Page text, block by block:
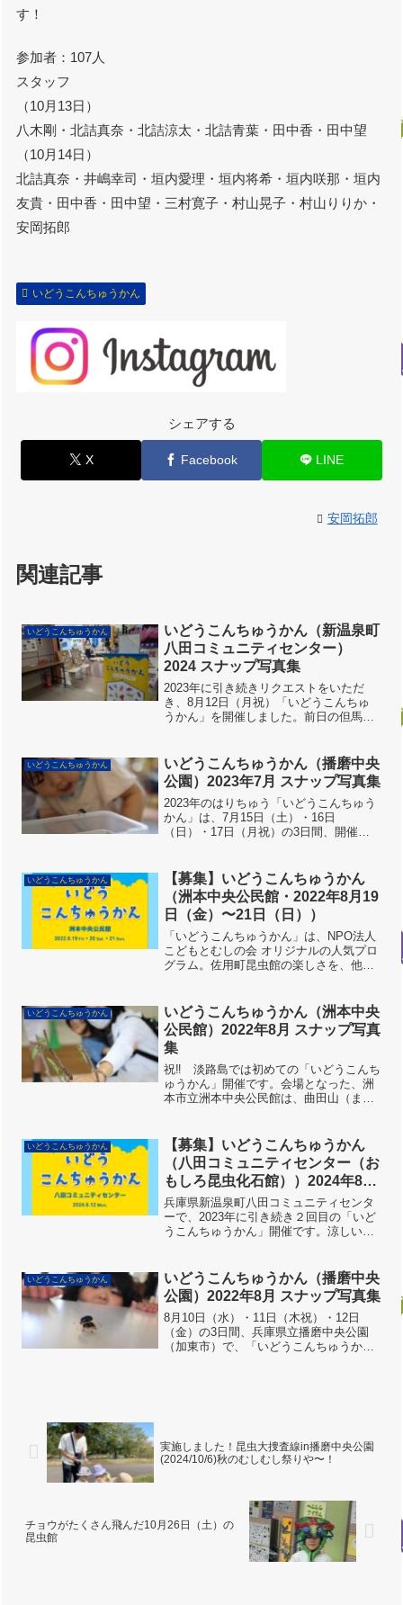
す！
参加者：107人
スタッフ
（10月13日）
八木剛・北詰真奈・北詰涼太・北詰青葉・田中香・田中望
（10月14日）
北詰真奈・井嶋幸司・垣内愛理・垣内将希・垣内咲那・垣内
友貴・田中香・田中望・三村寛子・村山晃子・村山りりか・
安岡拓郎
いどうこんちゅうかん
シェアする
X Facebook LINE
安岡拓郎
関連記事
いどうこんちゅうかん
いどうこんちゅうかん（新温泉町
八田コミュニティセンター）
2024 スナップ写真集
2023年に引き続きリクエストをいただ
き、8月12日（月祝）「いどうこんちゅ
うかん」を開催しました。前日の但馬牧
地元の子どもたちや里帰りのご家族がた
くさんきてくれました...
いどうこんちゅうかん
いどうこんちゅうかん（播磨中央
公園）2023年7月 スナップ写真集
2023年のはりちゅう「いどうこんちゅう
かん」は、7月15日（土）・16日
（日）・17日（月祝）の3日間、開催し
15日と17日の来場者のみなさまは、会場
内も暑かったです...
いどうこんちゅうかん
【募集】いどうこんちゅうかん
（洲本中央公民館・2022年8月19
日（金）〜21日（日））
「いどうこんちゅうかん」は、NPO法人
こどもとむしの会 オリジナルの人気プロ
グラム。佐用町昆虫館の楽しさを、他の
小さな子どもたちに、特にオススメ。
暑〜いときは、涼しいお...
いどうこんちゅうかん
いどうこんちゅうかん（洲本中央
公民館）2022年8月 スナップ写真
集
祝‼️ 淡路島では初めての「いどうこんち
ゅうかん」開催です。会場となった、洲
本市立洲本中央公民館は、曲田山（まが
会場は、入口正面の集会室です。いつも
とちがった空間です。...
いどうこんちゅうかん
【募集】いどうこんちゅうかん
（八田コミュニティセンター（お
もしろ昆虫化石館））2024年8月
12日（月祝）開催
兵庫県新温泉町八田コミュニティセンタ
ーで、2023年に引き続き２回目の「いど
うこんちゅうかん」開催です。涼しい室
しかし、八田コミュニティセンターには
「おもしろ昆虫化石館...
いどうこんちゅうかん
いどうこんちゅうかん（播磨中央
公園）2022年8月 スナップ写真集
8月10日（水）・11日（木祝）・12日
（金）の3日間、兵庫県立播磨中央公園
（加東市）で、「いどうこんちゅうか
実施しました！昆虫大捜査線in播磨中央公園
(2024/10/6)秋のむしむし祭りや〜！
チョウがたくさん飛んだ10月26日（土）の
昆虫館